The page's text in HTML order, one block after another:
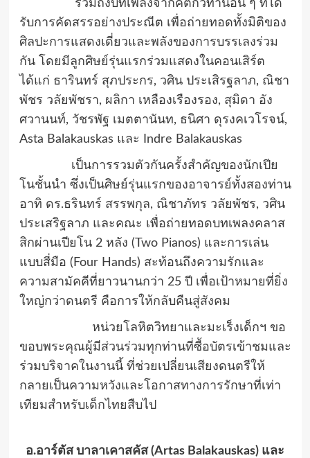
รวมถึงบทเพลงจากคีตกวีท่านอื่น ๆ ที่ได้
รับการคัดสรรอย่างประณีต เพื่อถ่ายทอดทั้งมิติของ
ศิลปะการแสดงเดี่ยวและพลังของการบรรเลงร่วม
กัน โดยมีลูกศิษย์รุ่นแรกร่วมแสดงในคอนเสิร์ต
ได้แก่ ธารินทร์ สุภประกร, วศิน ประเสิรฐลาภ, ณิชา
พัชร วลัยพัชรา, ผลิกา เหลืองเรืองรอง, สุมิดา อัง
ศวานนท์, วัชรพัฐ เมตตานันท, ธนิศา ดุรงคเวโรจน์,
Asta Balakauskas และ Indre Balakauskas
เป็นการรวมตัวกันครั้งสำคัญของนักเปีย
โนชั้นนำ ซึ่งเป็นศิษย์รุ่นแรกของอาจารย์ทั้งสองท่าน
อาทิ ดร.ธรินทร์ สรรพกุล, ณิชาภัทร วลัยพัชร, วศิน
ประเสริฐลาภ และคณะ เพื่อถ่ายทอดบทเพลงคลาส
สิกผ่านเปียโน 2 หลัง (Two Pianos) และการเล่น
แบบสี่มือ (Four Hands) สะท้อนถึงความรักและ
ความสามัคคีที่ยาวนานกว่า 25 ปี เพื่อเป้าหมายที่ยิ่ง
ใหญ่กว่าดนตรี คือการให้กลับคืนสู่สังคม
หน่วยโลหิตวิทยาและมะเร็งเด็กฯ ขอ
ขอบพระคุณผู้มีส่วนร่วมทุกท่านที่ซื้อบัตรเข้าชมและ
ร่วมบริจาคในงานนี้ ที่ช่วยเปลี่ยนเสียงดนตรีให้
กลายเป็นความหวังและโอกาสทางการรักษาที่เท่า
เทียมสำหรับเด็กไทยสืบไป
อ.อาร์ตัส บาลาเคาสคัส (Artas Balakauskas) และ